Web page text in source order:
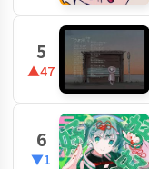
5
▲47
6
▼1